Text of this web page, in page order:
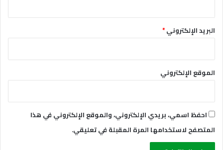
البريد الإلكتروني*
الموقع الإلكتروني
احفظ اسمي، بريدي الإلكتروني، والموقع الإلكتروني في هذا
المتصفح لاستخدامها المرة المقبلة في تعليقي.